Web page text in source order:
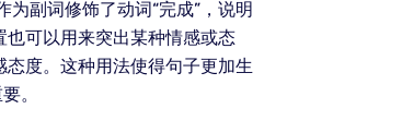
副词修饰了动词“完成”，说明
可以用来突出某种情感或态
态度。这种用法使得句子更加生
。